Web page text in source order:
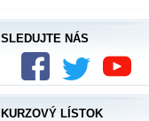
SLEDUJTE NÁS
KURZOVÝ LÍSTOK